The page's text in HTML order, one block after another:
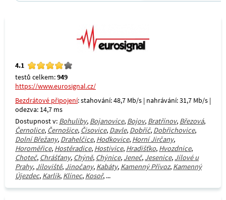
4.1
testů celkem:949
https://www.eurosignal.cz/
Bezdrátové připojení: stahování: 48,7 Mb/s | nahrávání: 31,7 Mb/s |
odezva: 14,7 ms
Dostupnost v: Bohuliby, Bojanovice, Bojov, Bratřínov, Březová,
Černolice, Černošice, Čisovice, Davle, Dobříč, Dobřichovice,
Dolní Břežany, Drahelčice, Hodkovice, Horní Jirčany,
Horoměřice, Hostěradice, Hostivice, Hradišťko, Hvozdnice,
Choteč, Chrášťany, Chýně, Chýnice, Jeneč, Jesenice, Jílové u
Prahy, Jíloviště, Jinočany, Kabáty, Kamenný Přívoz, Kamenný
Újezdec, Karlík, Klínec, Kosoř, ...